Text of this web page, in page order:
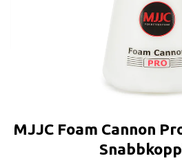
MJJC Foam Cannon